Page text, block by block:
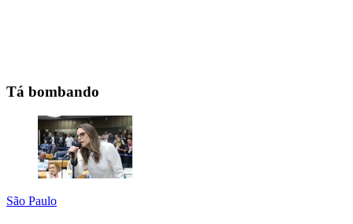
Tá bombando
São Paulo